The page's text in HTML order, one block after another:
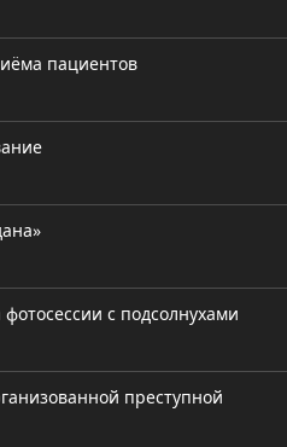
пациентов
с подсолнухами
преступной